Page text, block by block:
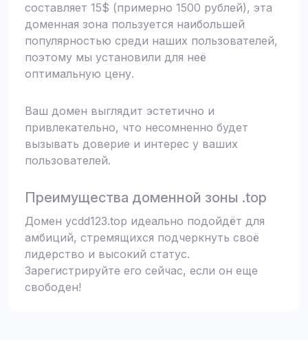
составляет 15$ (примерно 1500 рублей), эта
доменная зона пользуется наибольшей
популярностью среди наших пользователей,
поэтому мы установили для неё
оптимальную цену.
Ваш домен выглядит эстетично и
привлекательно, что несомненно будет
вызывать доверие и интерес у ваших
пользователей.
Преимущества доменной зоны .top
Домен ycdd123.top идеально подойдёт для
амбиций, стремящихся подчеркнуть своё
лидерство и высокий статус.
Зарегистрируйте его сейчас, если он еще
свободен!